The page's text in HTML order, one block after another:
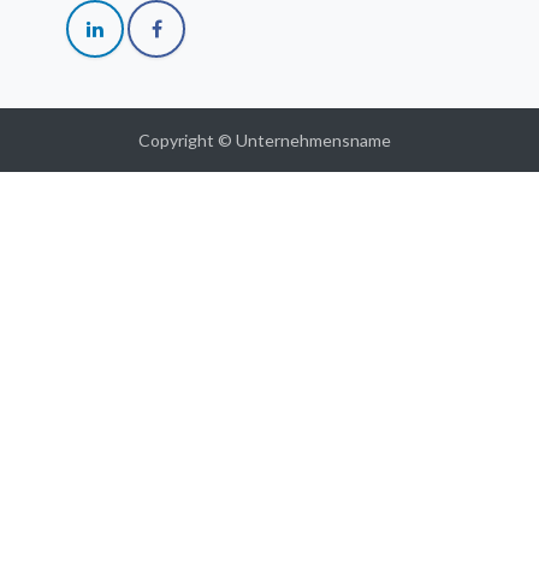
Copyright © Unternehmensname